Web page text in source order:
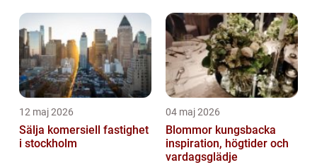
12 maj 2026
Sälja komersiell fastighet
i stockholm
04 maj 2026
Blommor kungsbacka
inspiration, högtider och
vardagsglädje